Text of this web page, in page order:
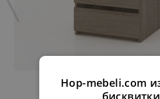
Hop-mebeli.com